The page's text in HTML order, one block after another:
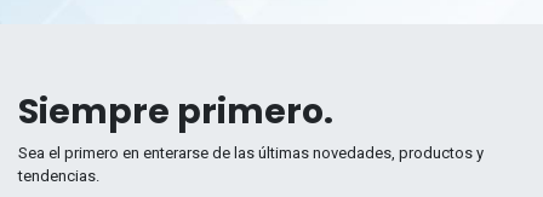
Siempre primero.
Sea el primero en enterarse de las últimas novedades, productos y
tendencias.